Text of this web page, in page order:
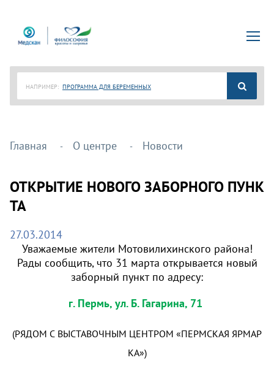
НАПРИМЕР: ПРОГРАММА ДЛЯ БЕРЕМЕННЫХ
Главная О центре Новости
ОТКРЫТИЕ НОВОГО ЗАБОРНОГО ПУНК
ТА
27.03.2014
Уважаемые жители Мотовилихинского района!
Рады сообщить, что 31 марта открывается новый
заборный пункт по адресу:
г. Пермь, ул. Б. Гагарина, 71
(РЯДОМ С ВЫСТАВОЧНЫМ ЦЕНТРОМ «ПЕРМСКАЯ ЯРМАР
КА»)